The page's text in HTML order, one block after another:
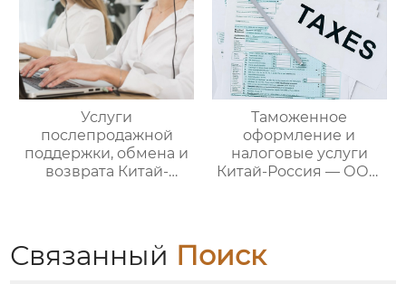
трансграничных задач
Услуги
послепродажной
поддержки, обмена и
возврата Китай-
цепями поставок
Таможенное
оформление и
налоговые услуги
Китай-Россия — ООО
Связанный Поиск